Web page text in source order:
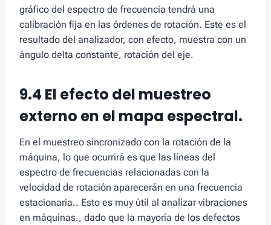
gráfico del espectro de frecuencia tendrá una
calibración fija en las órdenes de rotación. Este es el
resultado del analizador, con efecto, muestra con un
ángulo delta constante, rotación del eje.
9.4 El efecto del muestreo
externo en el mapa espectral.
En el muestreo sincronizado con la rotación de la
máquina, lo que ocurrirá es que las líneas del
espectro de frecuencias relacionadas con la
velocidad de rotación aparecerán en una frecuencia
estacionaria.. Esto es muy útil al analizar vibraciones
en máquinas., dado que la mayoría de los defectos